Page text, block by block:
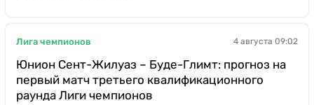
Лига чемпионов 4 августа 09:02
Юнион Сент-Жилуаз – Буде-Глимт: прогноз на
первый матч третьего квалификационного
раунда Лиги чемпионов